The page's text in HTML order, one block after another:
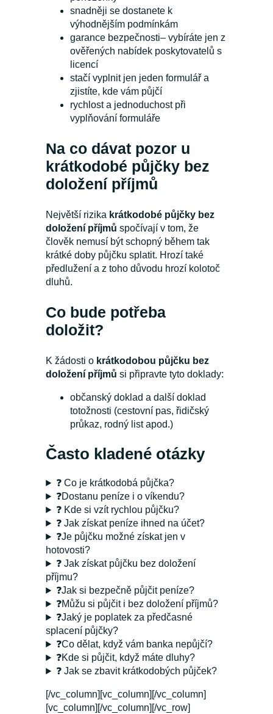
snadněji se dostanete k
výhodnějším podmínkám
garance bezpečnosti– vybíráte jen z
ověřených nabídek poskytovatelů s
licencí
stačí vyplnit jen jeden formulář a
zjistíte, kde vám půjčí
rychlost a jednoduchost při
vyplňování formuláře
Na co dávat pozor u
krátkodobé půjčky bez
doložení příjmů
Největší rizika krátkodobé půjčky bez
doložení příjmů spočívají v tom, že
člověk nemusí být schopný během tak
krátké doby půjčku splatit. Hrozí také
předlužení a z toho důvodu hrozí kolotoč
dluhů.
Co bude potřeba
doložit?
K žádosti o krátkodobou půjčku bez
doložení příjmů si připravte tyto doklady:
občanský doklad a další doklad
totožnosti (cestovní pas, řidičský
průkaz, rodný list apod.)
Často kladené otázky
❓ Co je krátkodobá půjčka?
❓Dostanu peníze i o víkendu?
❓ Kde si vzít rychlou půjčku?
❓ Jak získat peníze ihned na účet?
❓Je půjčku možné získat jen v
hotovosti?
❓ Jak získat půjčku bez doložení
příjmu?
❓Jak si bezpečně půjčit peníze?
❓Můžu si půjčit i bez doložení příjmů?
❓Jaký je poplatek za předčasné
splacení půjčky?
❓Co dělat, když vám banka nepůjčí?
❓Kde si půjčit, když máte dluhy?
❓ Jak se zbavit krátkodobých půjček?
[/vc_column][vc_column][/vc_column]
[vc_column][/vc_column][/vc_row]